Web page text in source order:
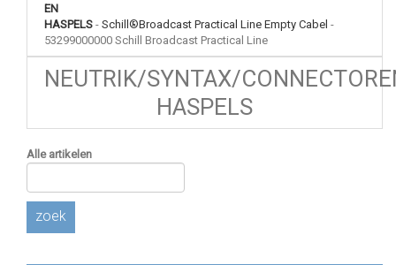
EN
HASPELS - Schill®Broadcast Practical Line Empty Cabel -
53299000000 Schill Broadcast Practical Line
NEUTRIK/SYNTAX/
HASPELS
Alle artikelen
zoek